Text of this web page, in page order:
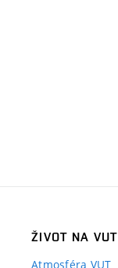
ŽIVOT NA VUT
Atmosféra VUT